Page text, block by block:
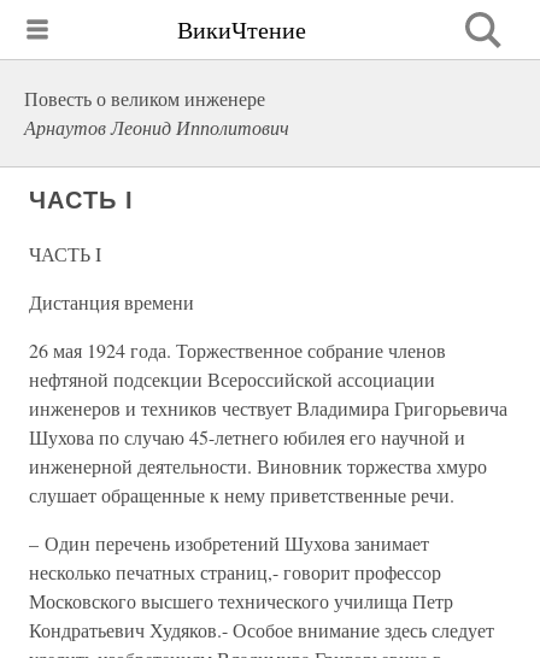
ВикиЧтение
Повесть о великом инженере
Арнаутов Леонид Ипполитович
ЧАСТЬ I
ЧАСТЬ I
Дистанция времени
26 мая 1924 года. Торжественное собрание членов
нефтяной подсекции Всероссийской ассоциации
инженеров и техников чествует Владимира Григорьевича
Шухова по случаю 45-летнего юбилея его научной и
инженерной деятельности. Виновник торжества хмуро
слушает обращенные к нему приветственные речи.
– Один перечень изобретений Шухова занимает
несколько печатных страниц,- говорит профессор
Московского высшего технического училища Петр
Кондратьевич Худяков.- Особое внимание здесь следует